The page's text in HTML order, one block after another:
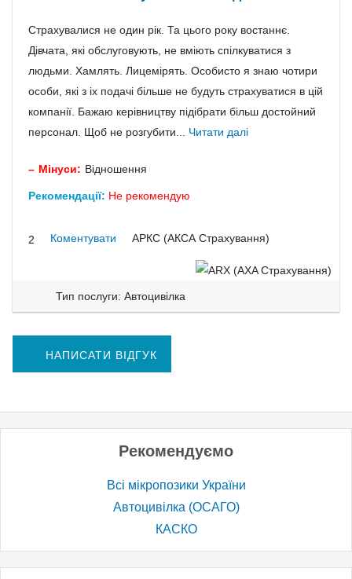
Страхувалися не один рік. Та цього року востаннє.
Дівчата, які обслуговують, не вміють спілкуватися з
людьми. Хамлять. Лицемірять. Особисто я знаю чотири
особи, які з іх подачі більше не будуть страхуватися в цій
компанії. Бажаю керівництву підібрати більш достойний
персонал. Щоб не розгубити... Читати далі
Мінуси: Відношення
Рекомендації: Не рекомендую
2 Коментувати АРКС (АКСА Страхування)
Тип послуги: Автоцивілка
НАПИСАТИ ВІДГУК
Рекомендуємо
Всі мікропозики України
Автоцивілка (ОСАГО)
КАСКО